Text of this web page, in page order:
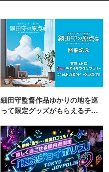
細田守監督作品ゆかりの地を巡
って限定グッズがもらえるチャ